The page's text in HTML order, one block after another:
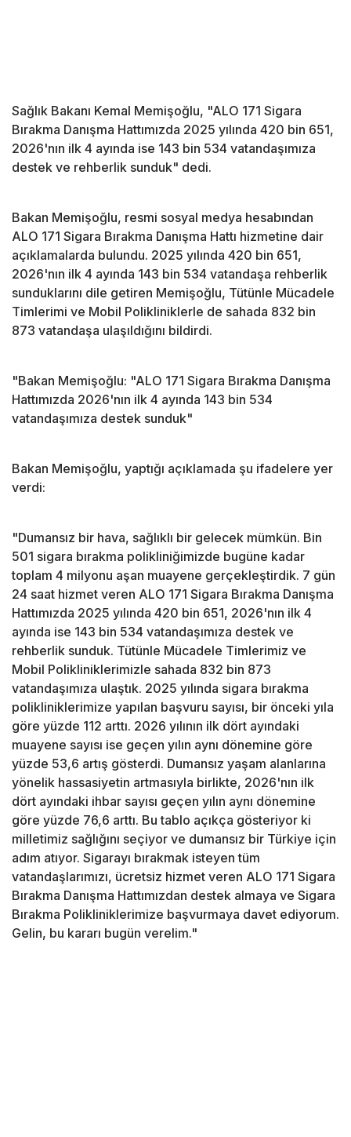
Sağlık Bakanı Kemal Memişoğlu, "ALO 171 Sigara
Bırakma Danışma Hattımızda 2025 yılında 420 bin 651,
2026'nın ilk 4 ayında ise 143 bin 534 vatandaşımıza
destek ve rehberlik sunduk" dedi.
Bakan Memişoğlu, resmi sosyal medya hesabından
ALO 171 Sigara Bırakma Danışma Hattı hizmetine dair
açıklamalarda bulundu. 2025 yılında 420 bin 651,
2026'nın ilk 4 ayında 143 bin 534 vatandaşa rehberlik
sunduklarını dile getiren Memişoğlu, Tütünle Mücadele
Timlerimi ve Mobil Polikliniklerle de sahada 832 bin
873 vatandaşa ulaşıldığını bildirdi.
"Bakan Memişoğlu: "ALO 171 Sigara Bırakma Danışma
Hattımızda 2026'nın ilk 4 ayında 143 bin 534
vatandaşımıza destek sunduk"
Bakan Memişoğlu, yaptığı açıklamada şu ifadelere yer
verdi:
"Dumansız bir hava, sağlıklı bir gelecek mümkün. Bin
501 sigara bırakma polikliniğimizde bugüne kadar
toplam 4 milyonu aşan muayene gerçekleştirdik. 7 gün
24 saat hizmet veren ALO 171 Sigara Bırakma Danışma
Hattımızda 2025 yılında 420 bin 651, 2026'nın ilk 4
ayında ise 143 bin 534 vatandaşımıza destek ve
rehberlik sunduk. Tütünle Mücadele Timlerimiz ve
Mobil Polikliniklerimizle sahada 832 bin 873
vatandaşımıza ulaştık. 2025 yılında sigara bırakma
polikliniklerimize yapılan başvuru sayısı, bir önceki yıla
göre yüzde 112 arttı. 2026 yılının ilk dört ayındaki
muayene sayısı ise geçen yılın aynı dönemine göre
yüzde 53,6 artış gösterdi. Dumansız yaşam alanlarına
yönelik hassasiyetin artmasıyla birlikte, 2026'nın ilk
dört ayındaki ihbar sayısı geçen yılın aynı dönemine
göre yüzde 76,6 arttı. Bu tablo açıkça gösteriyor ki
milletimiz sağlığını seçiyor ve dumansız bir Türkiye için
adım atıyor. Sigarayı bırakmak isteyen tüm
vatandaşlarımızı, ücretsiz hizmet veren ALO 171 Sigara
Bırakma Danışma Hattımızdan destek almaya ve Sigara
Bırakma Polikliniklerimize başvurmaya davet ediyorum.
Gelin, bu kararı bugün verelim."